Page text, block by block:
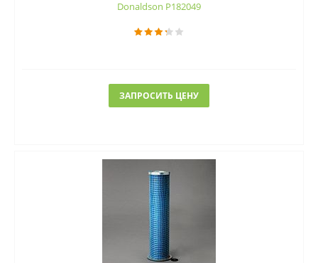
Donaldson P182049
ЗАПРОСИТЬ ЦЕНУ